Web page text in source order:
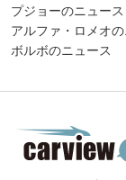
プジョーのニュース
アルファ・ロメオ
ボルボのニュース